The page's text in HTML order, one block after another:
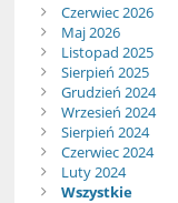
Czerwiec 2026
Maj 2026
Listopad 2025
Sierpień 2025
Grudzień 2024
Wrzesień 2024
Sierpień 2024
Czerwiec 2024
Luty 2024
Wszystkie